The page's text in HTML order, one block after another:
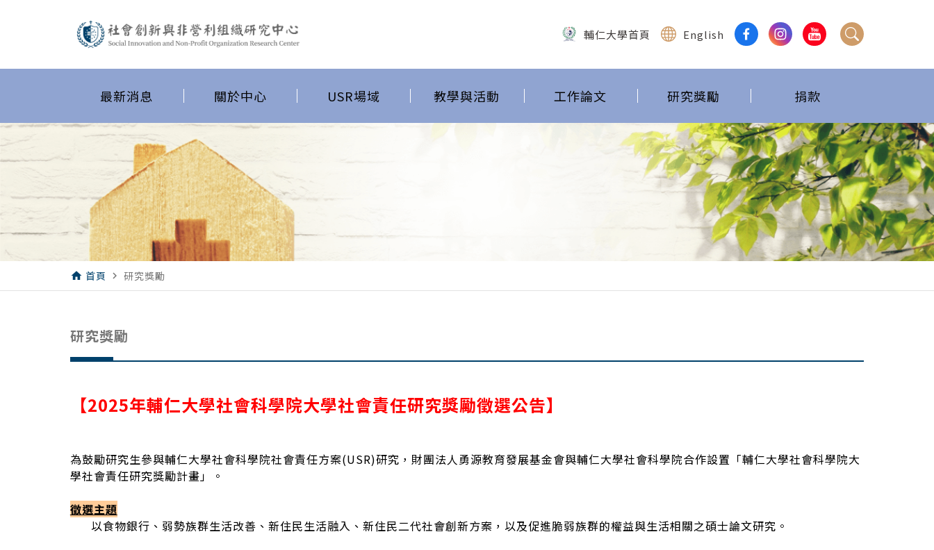
輔仁大學首頁 English
最新消息 關於中心 USR場域 教學與活動 工作論文 研究獎勵 捐款
home 首頁 navigate_next 研究獎勵
研究獎勵
【2025年輔仁大學社會科學院大學社會責任研究獎勵徵選公告】
為鼓勵研究生參與輔仁大學社會科學院社會責任方案(USR)研究，財團法人勇源教育發展基金會與輔仁大學社會科學院合作設置「輔仁大學社會科學院大
學社會責任研究獎勵計畫」。
徵選主題
以食物銀行、弱勢族群生活改善、新住民生活融入、新住民二代社會創新方案，以及促進脆弱族群的權益與生活相關之碩士論文研究。